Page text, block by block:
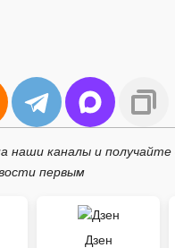
наши каналы и
первым
Дзен